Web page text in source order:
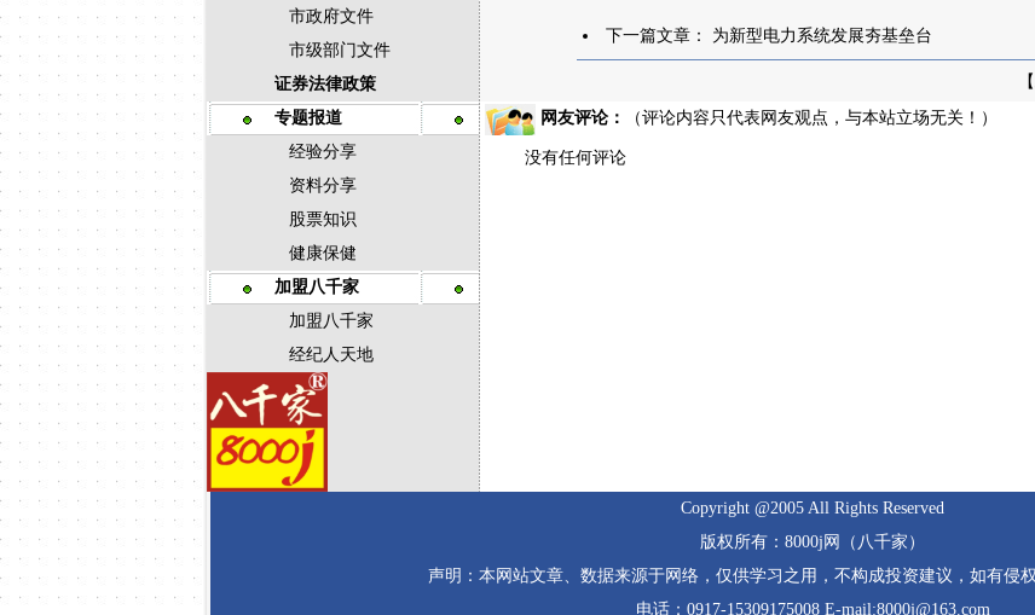
市政府文件
市级部门文件
证券法律政策
专题报道
经验分享
资料分享
股票知识
健康保健
加盟八千家
加盟八千家
经纪人天地
下一篇文章： 为新型电力系统发展夯基垒台
【
网友评论：
（评论内容只代表网友观点，与本站立场无关！）
没有任何评论
Copyright @2005 All Rights Reserved
版权所有：8000j网（八千家）
声明：本网站文章、数据来源于网络，仅供学习之用，不构成投资建议，如有侵
电话：0917-15309175008 E-mail:8000j@163.com